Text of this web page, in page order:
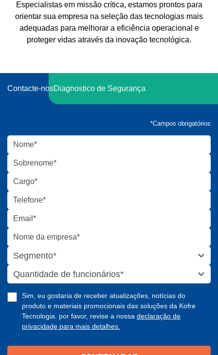
monitoramento ambiental e inspeções remotas. Esta
solução turnkey utiliza conectividade sem fio para
maior largura de banda e menor latência, garantindo
operações confiáveis Beyond Visual Line of Sight
verticais, containers, energia solar e toda a
infraestrutura necessária para garantir operações turn-
key em comunicação crítica, assegurando eficiência e
confiabilidade.
Especialistas em missão crítica, estamos prontos para
orientar sua empresa na seleção das tecnologias mais
adequadas para melhorar a eficiência operacional e
proteger vidas através da inovação tecnológica.
Contacte-nosDiagnostico de Segurança
*Campos obrigatórios
Segmento*
Quantidade de funcionários*
Sim, eu gostaria de receber atualizações, notícias do
produto e materiais promocionais das soluções da Kofre
Tecnologia. por favor, revise a nossa declaração de
privacidade para mais detalhes.